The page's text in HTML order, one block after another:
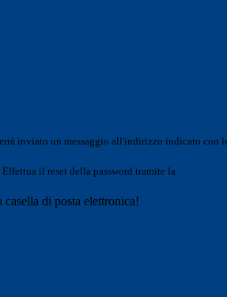
inviato un messaggio all'indirizzo indicato con
il reset della password tramite la
di posta elettronica!